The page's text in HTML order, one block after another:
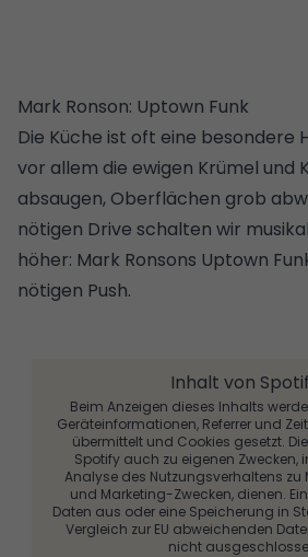
Mark Ronson: Uptown Funk
Die Küche ist oft eine besondere
vor allem die ewigen Krümel und
absaugen, Oberflächen grob
nötigen Drive schalten wir
höher: Mark Ronsons Uptown
nötigen Push.
Inhalt von
Beim Anzeigen dieses Inhalts
Geräteinformationen, Referrer und
übermittelt und Cookies gesetzt.
Spotify auch zu eigenen Zwecken,
Analyse des Nutzungsverhaltens
und Marketing-Zwecken, dienen.
Daten aus oder eine Speicherung in
Vergleich zur EU abweichenden
nicht